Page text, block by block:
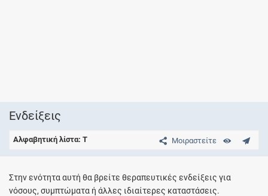
Ενδείξεις
Μοιραστείτε
Αλφαβητική λίστα: Τ
Στην ενότητα αυτή θα βρείτε θεραπευτικές ενδείξεις για
νόσους, συμπτώματα ή άλλες ιδιαίτερες καταστάσεις.